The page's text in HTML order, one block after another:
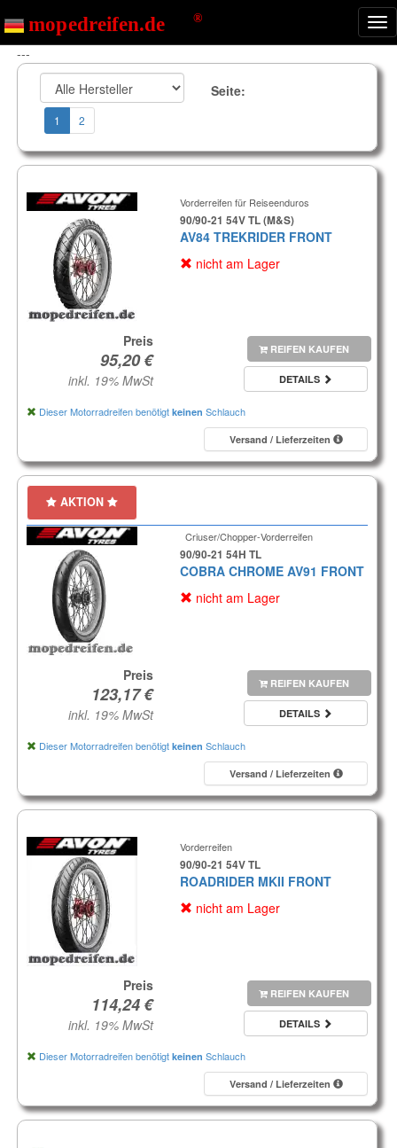
---
Seite:
1 2
Vorderreifen für Reiseenduros
90/90-21 54V TL (M&S)
AV84 TREKRIDER FRONT
nicht am Lager
Preis
inkl. 19% MwSt
REIFEN KAUFEN
DETAILS
Dieser Motorradreifen benötigt keinen Schlauch
Versand / Lieferzeiten
AKTION
Criuser/Chopper-Vorderreifen
90/90-21 54H TL
COBRA CHROME AV91 FRONT
nicht am Lager
Preis
inkl. 19% MwSt
REIFEN KAUFEN
DETAILS
Dieser Motorradreifen benötigt keinen Schlauch
Versand / Lieferzeiten
Vorderreifen
90/90-21 54V TL
ROADRIDER MKII FRONT
nicht am Lager
Preis
inkl. 19% MwSt
REIFEN KAUFEN
DETAILS
Dieser Motorradreifen benötigt keinen Schlauch
Versand / Lieferzeiten